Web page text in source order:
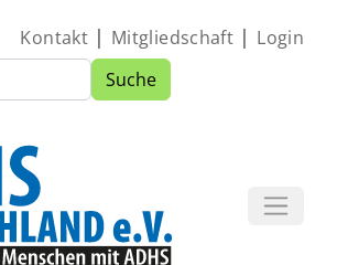
Suche
Kontakt| Mitgliedschaft | Login